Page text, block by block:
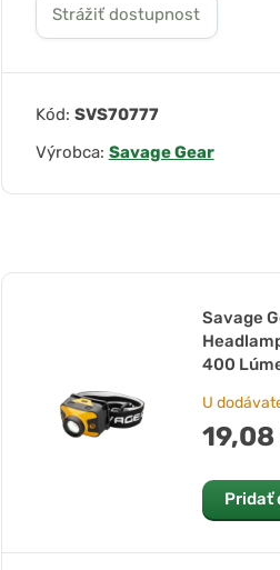
Strážiť dostupnost
Kód: SVS70777
Výrobca: Savage Gear
Savage
400
U
Pridať